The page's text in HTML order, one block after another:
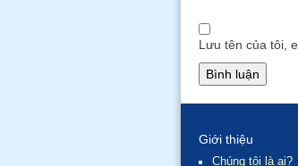
Lưu tên của tôi,
Giới thiệu
Chúng tôi là ai?